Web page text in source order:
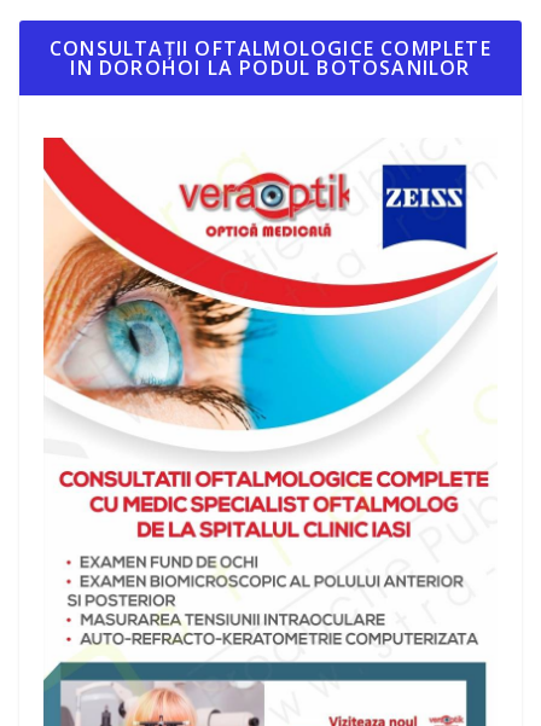
CONSULTAȚII OFTALMOLOGICE COMPLETE
IN DOROHOI LA PODUL BOTOSANILOR